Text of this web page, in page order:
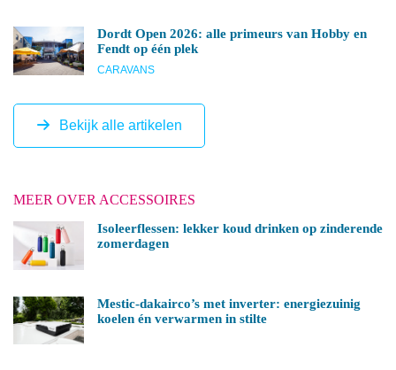
Dordt Open 2026: alle primeurs van Hobby en
Fendt op één plek
CARAVANS
Bekijk alle artikelen
MEER OVER ACCESSOIRES
Isoleerflessen: lekker koud drinken op zinderende
zomerdagen
Mestic-dakairco’s met inverter: energiezuinig
koelen én verwarmen in stilte